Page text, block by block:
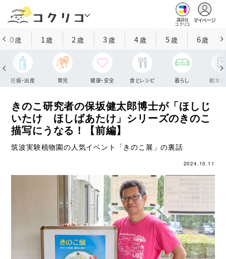
講談社
コクリコ
マイページ
0歳 1歳 2 歳 3歳 4歳 5歳 6歳
妊娠・出産 育児 健康・安全 食とレシピ 暮らし 絵本・
きのこ研究者の保坂健太郎博士が「ほしじ
いたけ ほしばあたけ」シリーズのきのこ
描写にうなる！【前編】
筑波実験植物園の人気イベント「きのこ展」の裏話
2024.10.11